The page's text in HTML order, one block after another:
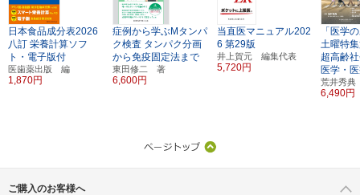
日本食品成分表2026
八訂 栄養計算ソフ
ト・電子版付
医歯薬出版 編
1,870円
症例から学ぶMタンパ
ク検査 タンパク分画
から免疫固定法まで
東田修二 著
6,600円
当直医マニュアル202
6 第29版
井上賀元 編集代表
5,720円
「医学
土曜特
超高齢
医学・
荒井秀
6,490円
ご購入のお客様へ